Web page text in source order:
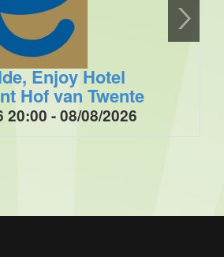
Enjoy Hotel
Hof van Twente
20:00 - 08/08/2026